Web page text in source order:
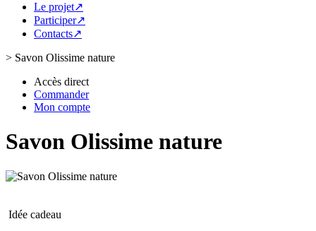
Le projet↗
Participer↗
Contacts↗
> Savon Olissime nature
Accès direct
Commander
Mon compte
Savon Olissime nature
Idée cadeau